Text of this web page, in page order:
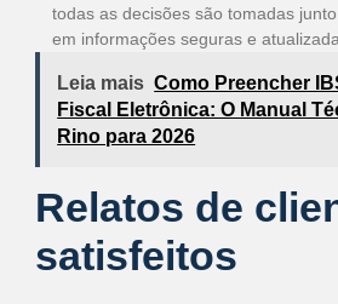
todas as decisões são tomadas
em informações seguras e
Leia mais Como Preencher
Fiscal Eletrônica: O Manual
Rino para 2026
Relatos de
satisfeitos